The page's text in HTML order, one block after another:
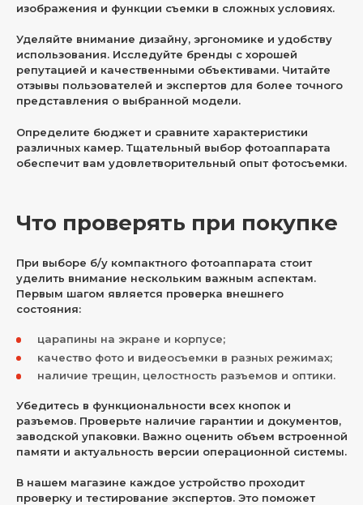
изображения и функции съемки в сложных условиях.
Уделяйте внимание дизайну, эргономике и удобству
использования. Исследуйте бренды с хорошей
репутацией и качественными объективами. Читайте
отзывы пользователей и экспертов для более точного
представления о выбранной модели.
Определите бюджет и сравните характеристики
различных камер. Тщательный выбор фотоаппарата
обеспечит вам удовлетворительный опыт фотосъемки.
Что проверять при покупке
При выборе б/у компактного фотоаппарата стоит
уделить внимание нескольким важным аспектам.
Первым шагом является проверка внешнего
состояния:
царапины на экране и корпусе;
качество фото и видеосъемки в разных режимах;
наличие трещин, целостность разъемов и оптики.
Убедитесь в функциональности всех кнопок и
разъемов. Проверьте наличие гарантии и документов,
заводской упаковки. Важно оценить объем встроенной
памяти и актуальность версии операционной системы.
В нашем магазине каждое устройство проходит
проверку и тестирование экспертов. Это поможет